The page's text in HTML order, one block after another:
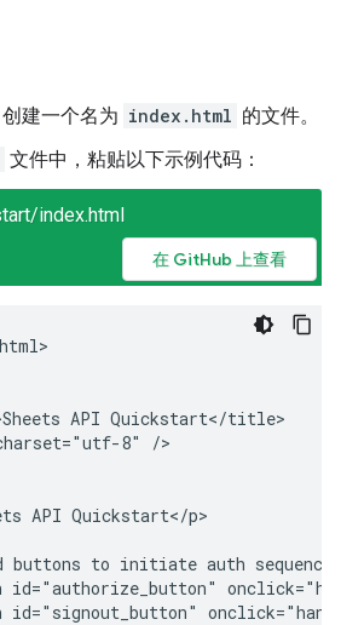
建一个名为 index.html 的文件。
文件中，粘贴以下示例代码：
index.html
在 GitHub 上查看
API Quickstart</title>
8" />
API Quickstart</p>
buttons to initiate auth sequence
id="authorize_button"
id="signout_button"